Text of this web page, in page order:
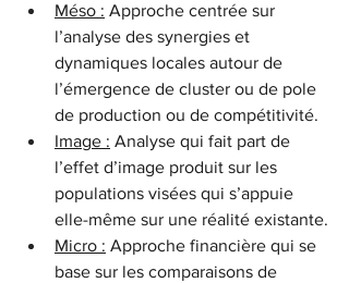
Méso : Approche centrée sur
l’analyse des synergies et
dynamiques locales autour de
l’émergence de cluster ou de pole
de production ou de compétitivité.
Image : Analyse qui fait part de
l’effet d’image produit sur les
populations visées qui s’appuie
elle-même sur une réalité existante.
Micro : Approche financière qui se
base sur les comparaisons de